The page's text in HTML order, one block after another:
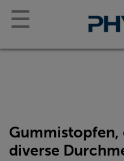
☰
Gummistopfen,
diverse